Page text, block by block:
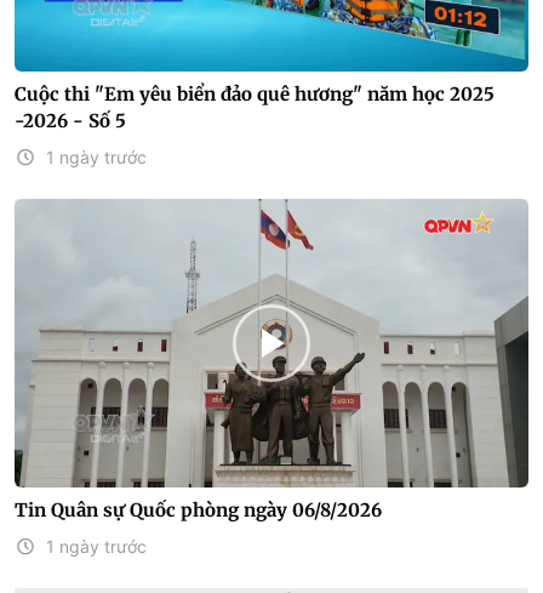
Cuộc thi "Em yêu biển đảo quê hương" năm học 2025
-2026 - Số 5
1 ngày trước
Tin Quân sự Quốc phòng ngày 06/8/2026
1 ngày trước